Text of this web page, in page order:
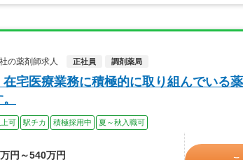
の薬剤師求人
正社員 調剤薬局
宅医療業務に積極的に取り組んでいる
可 駅チカ 積極採用中 夏～秋入職可
円～540万円